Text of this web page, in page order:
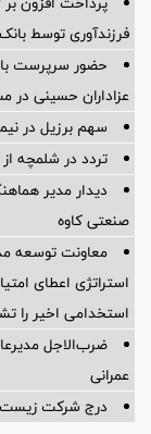
فرزندآوری توسط
حضور سرپرست
عزاداران حسینی
سهم برزیل در
تردد در شلمچه
دیدار مدیر
صنعتی کاوه
معاونت توسعه
استراتژی اعطای
استخدامی اخیر را
ضرب‌الاجل
عمرانی
درج شرکت زیست